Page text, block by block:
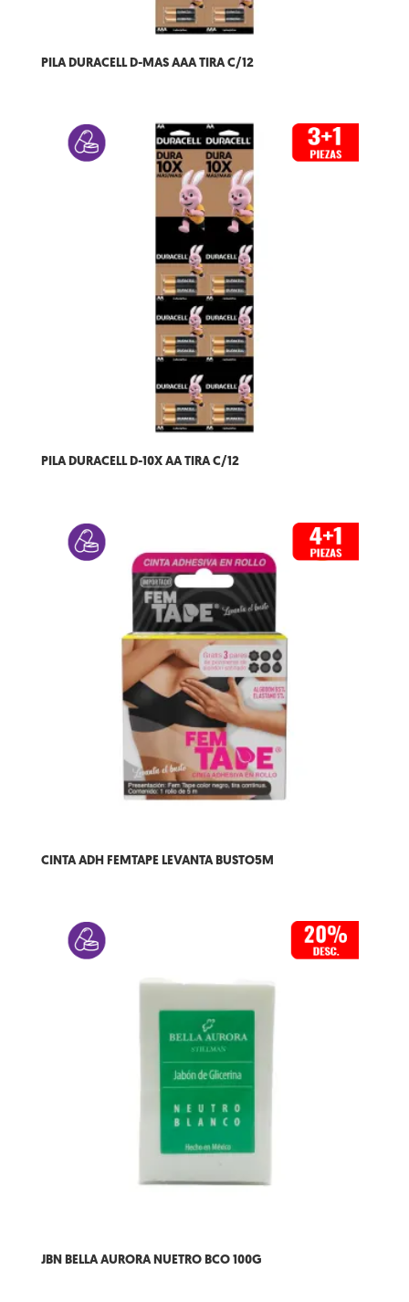
PILA DURACELL D-MAS AAA TIRA C/12
PILA DURACELL D-10X AA TIRA C/12
CINTA ADH FEMTAPE LEVANTA BUSTO5M
JBN BELLA AURORA NUETRO BCO 100G